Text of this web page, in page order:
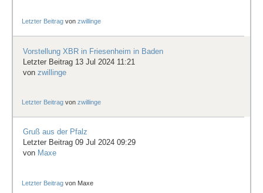
Letzter Beitrag vonzwillinge
Vorstellung XBR in Friesenheim in Baden
Letzter Beitrag 13 Jul 2024 11:21
von zwillinge
Letzter Beitrag vonzwillinge
Gruß aus der Pfalz
Letzter Beitrag 09 Jul 2024 09:29
von Maxe
Letzter Beitrag von Maxe